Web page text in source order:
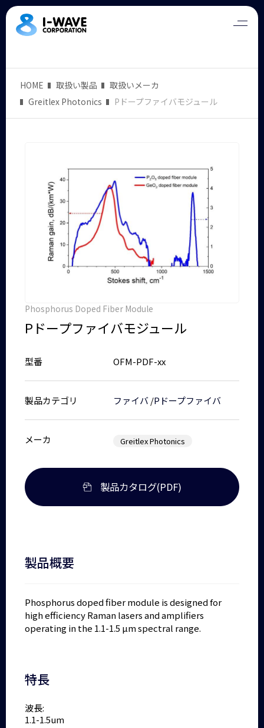
HOME 取扱い製品
取扱いメーカ
Greitlex Photonics
Pドープファイバモジュール
Phosphorus Doped Fiber Module
Pドープファイバモジュール
型番 OFM-PDF-xx
製品カテゴリ ファイバ/Pドープファイバ
メーカ Greitlex Photonics
製品カタログ(PDF)
製品概要
Phosphorus doped fiber module is designed for
high efficiency Raman lasers and amplifiers
operating in the 1.1-1.5 µm spectral range.
特長
波長:
1.1-1.5um